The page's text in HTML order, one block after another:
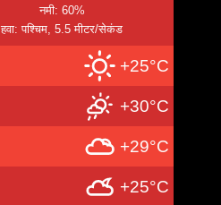
नमी: 60%
हवा: पश्चिम, 5.5 मीटर/सेकंड
+25°C
+30°C
+29°C
+25°C